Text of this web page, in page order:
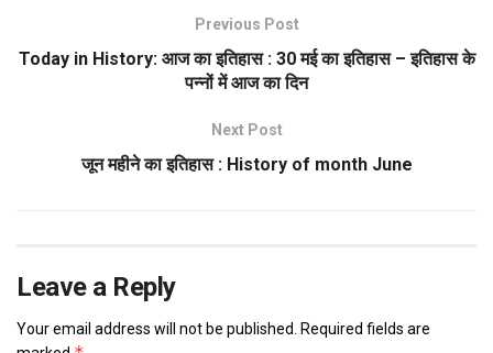
Previous Post
Today in History: आज का इतिहास : 30 मई का इतिहास – इतिहास के
पन्नों में आज का दिन
Next Post
जून महीने का इतिहास : History of month June
Leave a Reply
Your email address will not be published.
Required fields are